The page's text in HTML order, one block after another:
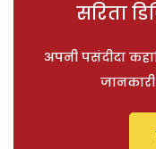
सरिता
अपनी पसंदीदा